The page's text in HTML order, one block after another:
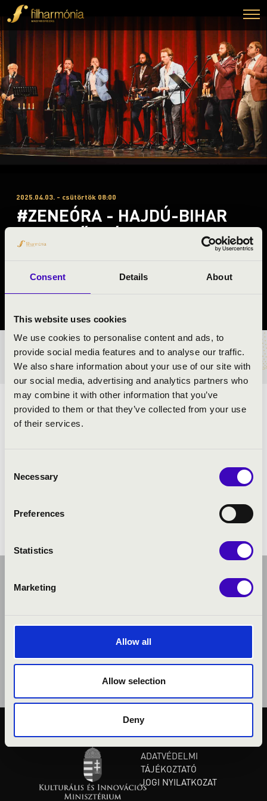
Consent Details About
This website uses cookies
We use cookies to personalise content and ads, to
provide social media features and to analyse our traffic.
We also share information about your use of our site with
our social media, advertising and analytics partners who
may combine it with other information that you’ve
provided to them or that they’ve collected from your use
of their services.
Selection
Necessary
Preferences
Statistics
Marketing
Allow all
Allow selection
Deny
2025.04.03. - csütörtök 08:00
#ZENEÓRA - HAJDÚ-BIHAR
’B’ 3. ELŐADÁS – SZENT
Hajdúdorog
BÉRLET- ÉS JEGYÁRAK
KIRÁLYI ZENÉK! - \'BÖLCS ALFONZTÓL
LEONARD COHENIG\'
ADATVÉDELMI
TÁJÉKOZTATÓ
JOGI NYILATKOZAT